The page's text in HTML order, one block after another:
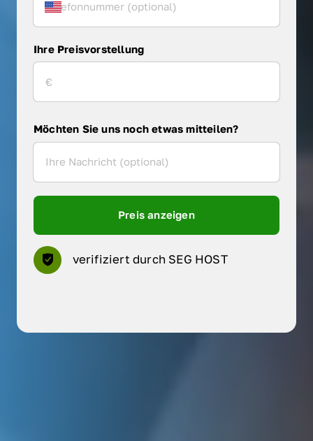
Ihre Preisvorstellung
Möchten Sie uns noch etwas mitteilen?
Preis anzeigen
verifiziert durch SEG HOST